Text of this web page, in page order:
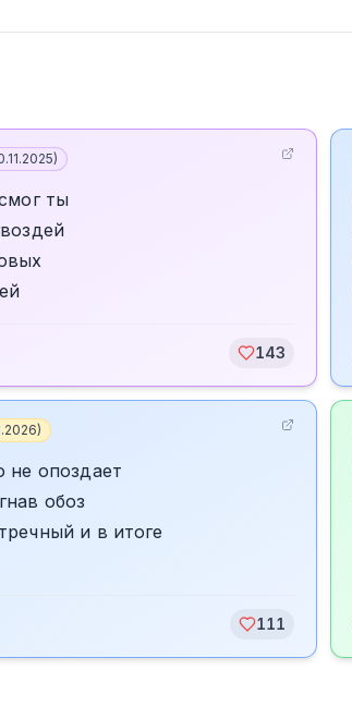
)
ты
143
)
не опоздает
обоз
и в итоге
111